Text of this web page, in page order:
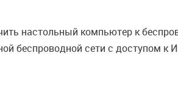
настольный компьютер к
беспроводной сети с доступом к